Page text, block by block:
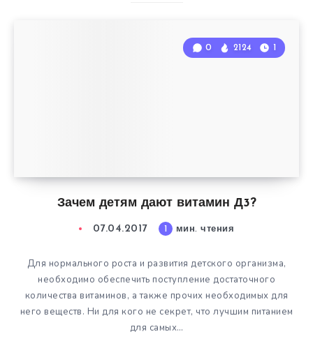
Зачем детям дают витамин Д3?
0 2124 1
07.04.2017 1 мин. чтения
Для нормального роста и развития детского организма,
необходимо обеспечить поступление достаточного
количества витаминов, а также прочих необходимых для
него веществ. Ни для кого не секрет, что лучшим питанием
для самых…